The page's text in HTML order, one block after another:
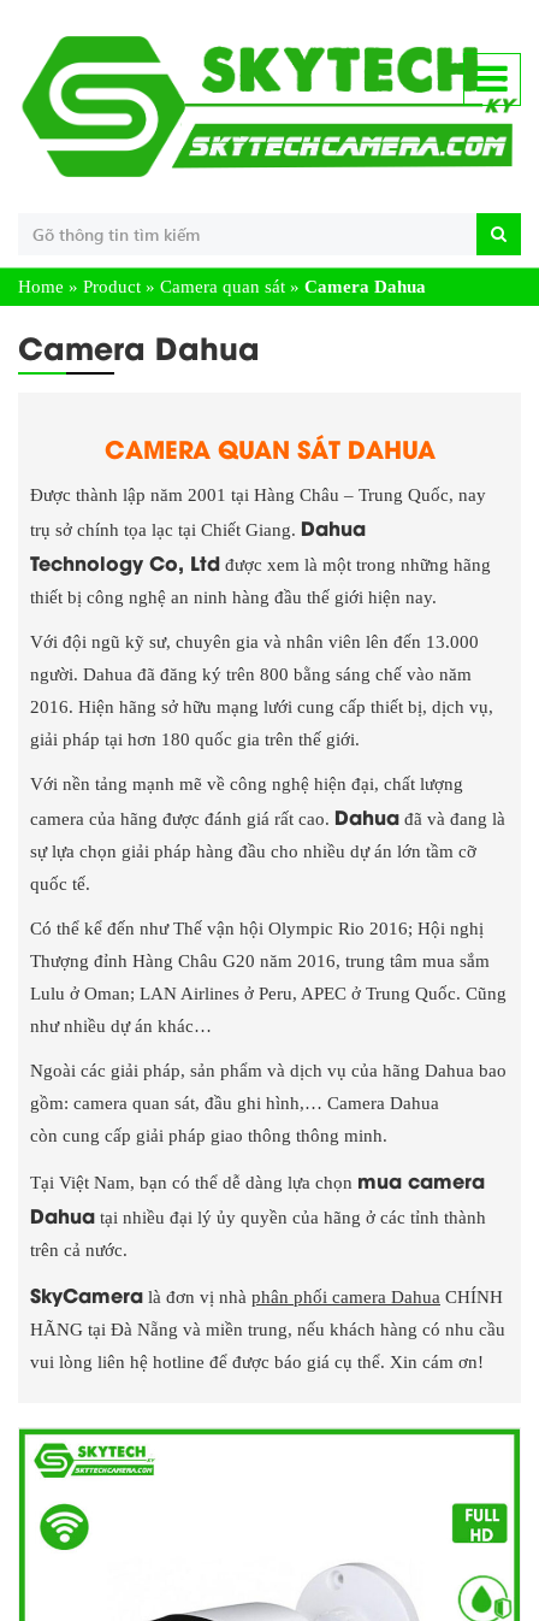
Home » Product » Camera quan sát » Camera Dahua
Camera Dahua
CAMERA QUAN SÁT DAHUA
Được thành lập năm 2001 tại Hàng Châu – Trung Quốc, nay
trụ sở chính tọa lạc tại Chiết Giang. Dahua
Technology Co, Ltd được xem là một trong những hãng
thiết bị công nghệ an ninh hàng đầu thế giới hiện nay.
Với đội ngũ kỹ sư, chuyên gia và nhân viên lên đến 13.000
người. Dahua đã đăng ký trên 800 bằng sáng chế vào năm
2016. Hiện hãng sở hữu mạng lưới cung cấp thiết bị, dịch vụ,
giải pháp tại hơn 180 quốc gia trên thế giới.
Với nền tảng mạnh mẽ về công nghệ hiện đại, chất lượng
camera của hãng được đánh giá rất cao. Dahua đã và đang là
sự lựa chọn giải pháp hàng đầu cho nhiều dự án lớn tầm cỡ
quốc tế.
Có thể kể đến như Thế vận hội Olympic Rio 2016; Hội nghị
Thượng đỉnh Hàng Châu G20 năm 2016, trung tâm mua sắm
Lulu ở Oman; LAN Airlines ở Peru, APEC ở Trung Quốc. Cũng
như nhiều dự án khác…
Ngoài các giải pháp, sản phẩm và dịch vụ của hãng Dahua bao
gồm: camera quan sát, đầu ghi hình,… Camera Dahua
còn cung cấp giải pháp giao thông thông minh.
Tại Việt Nam, bạn có thể dễ dàng lựa chọn mua camera
Dahua tại nhiều đại lý ủy quyền của hãng ở các tỉnh thành
trên cả nước.
SkyCamera là đơn vị nhà phân phối camera Dahua CHÍNH
HÃNG tại Đà Nẵng và miền trung, nếu khách hàng có nhu cầu
vui lòng liên hệ hotline để được báo giá cụ thể. Xin cám ơn!